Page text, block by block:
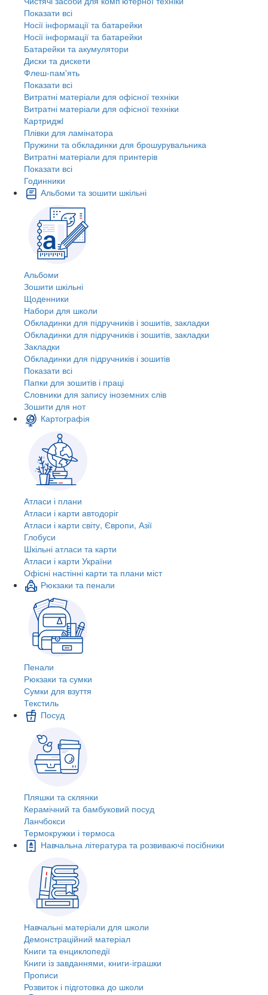
Показати всі
Носії інформації та батарейки
Носії інформації та батарейки
Батарейки та акумулятори
Диски та дискети
Флеш-пам'ять
Показати всі
Витратні матеріали для офісної техніки
Витратні матеріали для офісної техніки
Картриджi
Плівки для ламінатора
Пружини та обкладинки для брошурувальника
Витратні матеріали для принтерів
Показати всі
Годинники
Альбоми та зошити шкільні
Альбоми
Зошити шкільні
Щоденники
Набори для школи
Обкладинки для підручників і зошитів, закладки
Обкладинки для підручників і зошитів, закладки
Закладки
Обкладинки для підручників і зошитів
Показати всі
Папки для зошитів і праці
Словники для запису іноземних слів
Зошити для нот
Картографія
Атласи і плани
Атласи і карти автодоріг
Атласи і карти світу, Європи, Азії
Глобуси
Шкільні атласи та карти
Атласи і карти України
Офісні настінні карти та плани міст
Рюкзаки та пенали
Пенали
Рюкзаки та сумки
Сумки для взуття
Текстиль
Посуд
Пляшки та склянки
Керамічний та бамбуковий посуд
Ланчбокси
Термокружки і термоса
Навчальна література та розвиваючі посібники
Навчальні матеріали для школи
Демонстраційний матеріал
Книги та енциклопедії
Книги із завданнями, книги-іграшки
Прописи
Розвиток і підготовка до школи